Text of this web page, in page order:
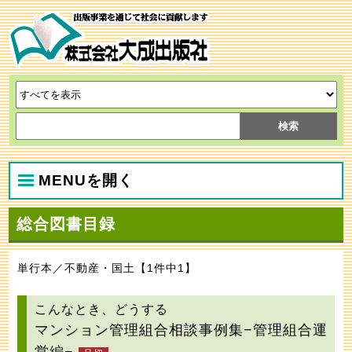
MENUを開く
総合図書目録
単行本／不動産・国土【1件中1】
こんなとき、どうする
マンション管理組合相談事例集−管理組合運